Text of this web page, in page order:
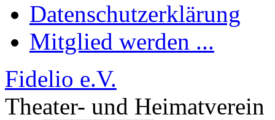
Datenschutzerklärung
Mitglied werden ...
Fidelio e.V.
Theater- und Heimatverein